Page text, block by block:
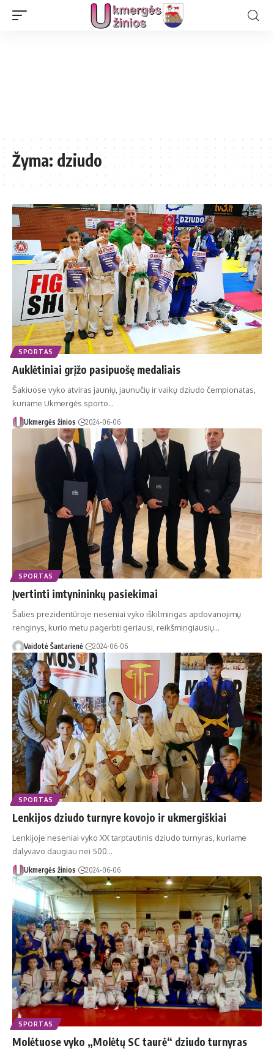
Žyma: dziudo
SPORTAS
Auklėtiniai grįžo pasipuošę medaliais
Šakiuose vyko atviras jaunių, jaunučių ir vaikų dziudo čempionatas,
kuriame Ukmergės sporto…
Ukmergės žinios 2024-06-06
SPORTAS
Įvertinti imtynininkų pasiekimai
Šalies prezidentūroje neseniai vyko iškilmingas apdovanojimų
renginys, kurio metu pagerbti geriausi, reikšmingiausių…
Vaidotė Šantarienė 2024-06-06
SPORTAS
Lenkijos dziudo turnyre kovojo ir ukmergiškiai
Lenkijoje neseniai vyko XX tarptautinis dziudo turnyras, kuriame
dalyvavo daugiau nei 500…
Ukmergės žinios 2024-06-06
SPORTAS
Molėtuose vyko „Molėtų SC taurė“ dziudo turnyras